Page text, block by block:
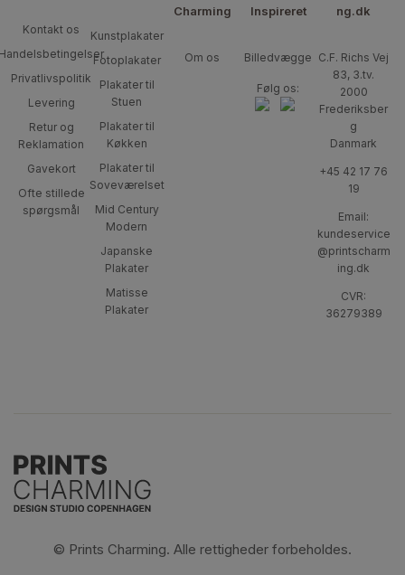
Kontakt os
Privatlivspolitik
Levering
Retur og
Reklamation
Gavekort
Ofte stillede
spørgsmål
Kunstplakater
Fotoplakater
Plakater til
Stuen
Plakater til
Køkken
Plakater til
Soveværelset
Mid Century
Modern
Japanske
Plakater
Matisse
Plakater
Charming
Om os
Inspireret
Billedvægge
Følg os:
ng.dk
C.F. Richs Vej
83, 3.tv.
2000
Frederiksber
g
Danmark
+45 42 17 76
19
Email:
kundeservice
@printscharm
ing.dk
CVR:
36279389
© Prints Charming. Alle rettigheder forbeholdes.